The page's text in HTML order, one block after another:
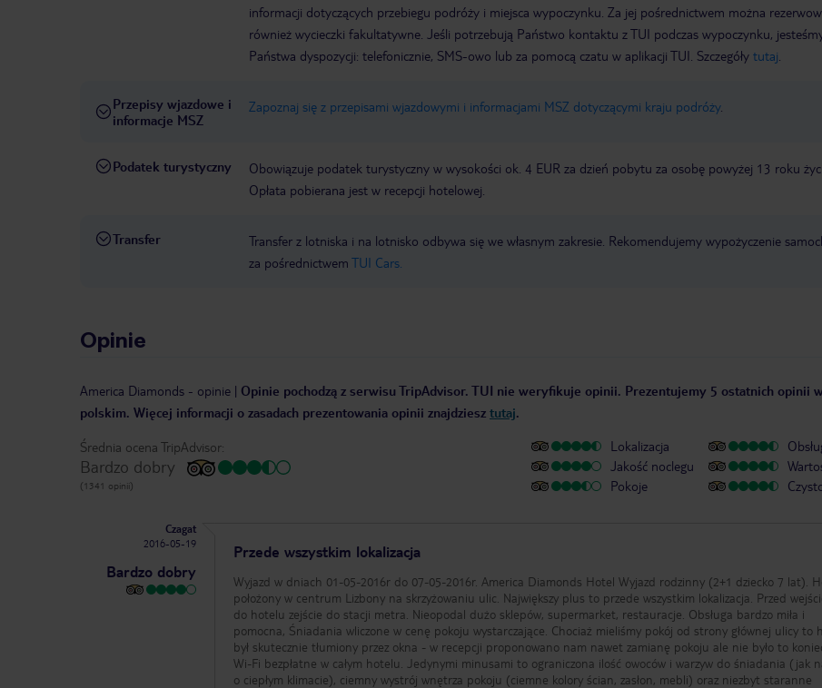
informacji dotyczących przebiegu podróży i miejsca wypoczynku. Za jej pośrednictwem można
również wycieczki fakultatywne. Jeśli potrzebują Państwo kontaktu z TUI podczas wypoczynku,
Państwa dyspozycji: telefonicznie, SMS-owo lub za pomocą czatu w aplikacji TUI. Szczegóły tutaj
Przepisy wjazdowe i
informacje MSZ
Zapoznaj się z przepisami wjazdowymi i informacjami MSZ dotyczącymi kraju podróży.
Podatek turystyczny
Obowiązuje podatek turystyczny w wysokości ok. 4 EUR za dzień pobytu za osobę powyżej 13 roku
Opłata pobierana jest w recepcji hotelowej.
Transfer
Transfer z lotniska i na lotnisko odbywa się we własnym zakresie. Rekomendujemy wypożyczenie
za pośrednictwem TUI Cars.
Opinie
America Diamonds - opinie | Opinie pochodzą z serwisu TripAdvisor. TUI nie weryfikuje opinii. Prezentujemy 5 ostatnich opinii
polskim. Więcej informacji o zasadach prezentowania opinii znajdziesz tutaj.
Średnia ocena TripAdvisor:
Bardzo dobry
(1341 opinii)
Lokalizacja
Jakość noclegu
Pokoje
Czagat
2016-05-19
Bardzo dobry
Przede wszystkim lokalizacja
Wyjazd w dniach 01-05-2016r do 07-05-2016r. America Diamonds Hotel Wyjazd rodzinny (2+1 dziecko 7 lat). Hotel
położony w centrum Lizbony na skrzyżowaniu ulic. Największy plus to przede wszystkim lokalizacja. Przed wejściem
do hotelu zejście do stacji metra. Nieopodal dużo sklepów, supermarket, restauracje. Obsługa bardzo miła i
pomocna, Śniadania wliczone w cenę pokoju wystarczające. Chociaż mieliśmy pokój od strony głównej ulicy to
był skutecznie tłumiony przez okna - w recepcji proponowano nam nawet zamianę pokoju ale nie było to
Wi-Fi bezpłatne w całym hotelu. Jedynymi minusami to ograniczona ilość owoców i warzyw do śniadania (jak
o ciepłym klimacie), ciemny wystrój wnętrza pokoju (ciemne kolory ścian, zasłon, mebli) oraz niezbyt staranne